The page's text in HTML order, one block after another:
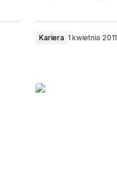
Kariera 1 kwietnia 2011